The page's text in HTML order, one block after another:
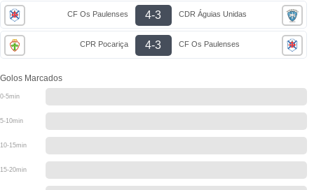
CF Os Paulenses 4-3 CDR Águias Unidas
CPR Pocariça 4-3 CF Os Paulenses
Golos Marcados
0-5min
5-10min
10-15min
15-20min